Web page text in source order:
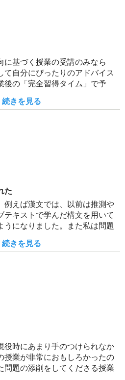
に基づく授業の受講のみなら
て自分にぴったりのアドバイス
後の「完全習得タイム」で予
にあったアドバイスをいただく
持できるので、合格一直線間違
続きを見る
た
例えば漢文では、以前は推測や
テキストで学んだ構文を用いて
うになりました。また私は問題
間配分の感覚をつかむのにとて
英語を時間内に解ききれまし
続きを見る
役時にあまり手のつけられなか
授業が非常におもしろかったの
問題の添削をしてくださる授業